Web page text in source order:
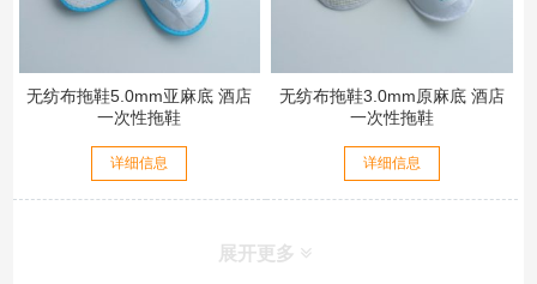
无纺布拖鞋5.0mm亚麻底 酒店
一次性拖鞋
详细信息
无纺布拖鞋3.0mm原麻底 酒店
一次性拖鞋
详细信息
展开更多